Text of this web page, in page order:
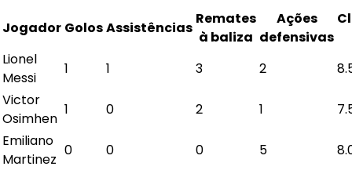
Jogador GolosAssistências
Remates
à baliza
Ações
defensivas
Lionel
Messi
1 1 3 2
Victor
Osimhen
1 0 2 1
Emiliano
Martinez
0 0 0 5